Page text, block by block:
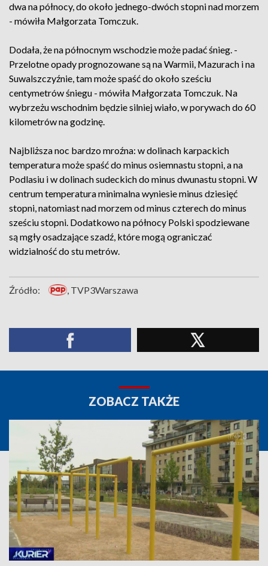
dwa na północy, do około jednego-dwóch stopni nad morzem
- mówiła Małgorzata Tomczuk.
Dodała, że na północnym wschodzie może padać śnieg. -
Przelotne opady prognozowane są na Warmii, Mazurach i na
Suwalszczyźnie, tam może spaść do około sześciu
centymetrów śniegu - mówiła Małgorzata Tomczuk. Na
wybrzeżu wschodnim będzie silniej wiało, w porywach do 60
kilometrów na godzinę.
Najbliższa noc bardzo mroźna: w dolinach karpackich
temperatura może spaść do minus osiemnastu stopni, a na
Podlasiu i w dolinach sudeckich do minus dwunastu stopni. W
centrum temperatura minimalna wyniesie minus dziesięć
stopni, natomiast nad morzem od minus czterech do minus
sześciu stopni. Dodatkowo na północy Polski spodziewane
są mgły osadzające szadź, które mogą ograniczać
widzialność do stu metrów.
Źródło: , TVP3Warszawa
ZOBACZ TAKŻE